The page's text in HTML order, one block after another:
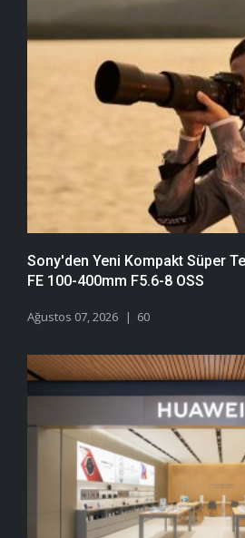
Sony'den Yeni Kompakt Süper
FE 100-400mm F5.6-8 OSS
Ağustos 07, 2026 60